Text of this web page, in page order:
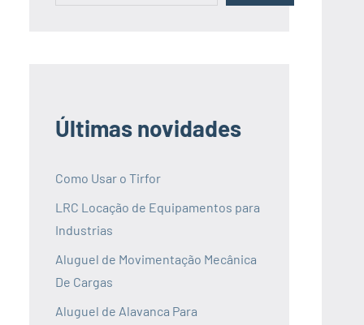
Últimas novidades
Como Usar o Tirfor
LRC Locação de Equipamentos para
Industrias
Aluguel de Movimentação Mecânica
De Cargas
Aluguel de Alavanca Para